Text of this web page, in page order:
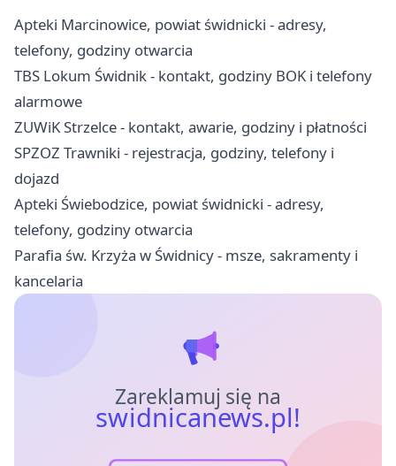
Apteki Marcinowice, powiat świdnicki - adresy,
telefony, godziny otwarcia
TBS Lokum Świdnik - kontakt, godziny BOK i telefony
alarmowe
ZUWiK Strzelce - kontakt, awarie, godziny i płatności
SPZOZ Trawniki - rejestracja, godziny, telefony i
dojazd
Apteki Świebodzice, powiat świdnicki - adresy,
telefony, godziny otwarcia
Parafia św. Krzyża w Świdnicy - msze, sakramenty i
kancelaria
Zareklamuj się na
swidnicanews.pl!